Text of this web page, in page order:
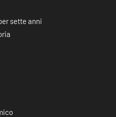
sette anni